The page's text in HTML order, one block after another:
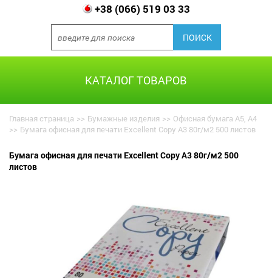
+38 (066) 519 03 33
КАТАЛОГ ТОВАРОВ
Главная страница >> Бумажные изделия >> Офисная бумага А5, А4
>> Бумага офисная для печати Excellent Copy А3 80г/м2 500 листов
Бумага офисная для печати Excellent Copy А3 80г/м2 500
листов